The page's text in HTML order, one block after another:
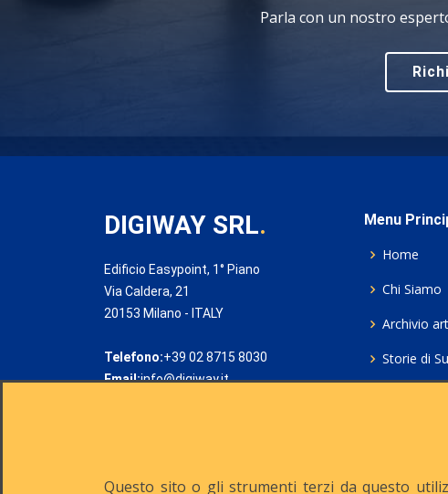
Parla con un nostro
DIGIWAY SRL.
Edificio Easypoint, 1° Piano
Via Caldera, 21
20153 Milano - ITALY
Telefono:+39 02 8715 8030
Email:info@digiway.it
Menu
Home
Chi Siamo
Archivio
Storie di
Questo sito o gli strumenti terzi da questo